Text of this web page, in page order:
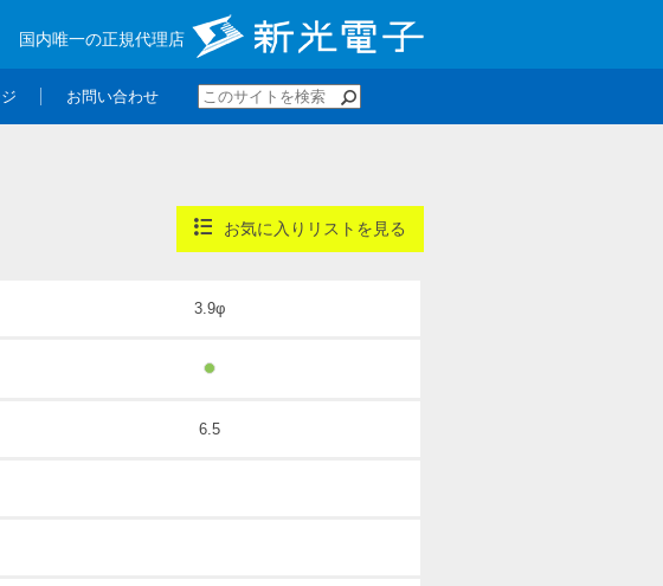
国内唯一の正規代理店
お問い合わせ
お気に入りリストを見る
3.9φ
6.5